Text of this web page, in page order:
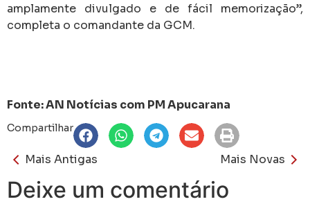
amplamente divulgado e de fácil memorização”,
completa o comandante da GCM.
Fonte: AN Notícias com PM Apucarana
Compartilhar
Mais Antigas Mais Novas
Deixe um comentário